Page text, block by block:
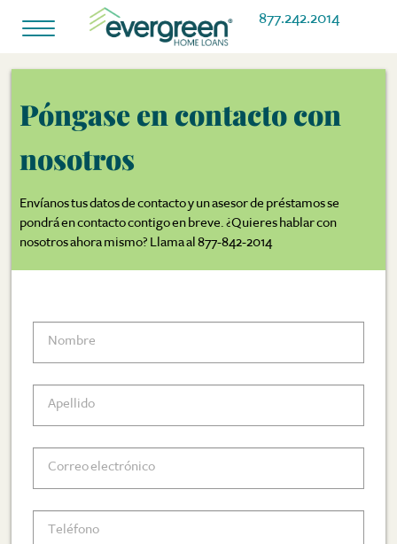
Alternar
877.242.2014
Póngase en contacto con
nosotros
Envíanos tus datos de contacto y un asesor de préstamos se
pondrá en contacto contigo en breve. ¿Quieres hablar con
nosotros ahora mismo? Llama al 877-842-2014